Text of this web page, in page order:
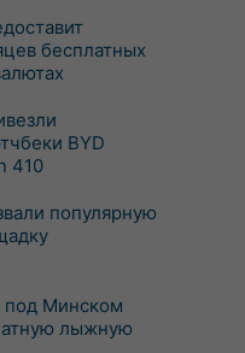
бесплатных
BYD
410
популярную
под Минском
лыжную